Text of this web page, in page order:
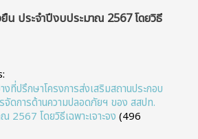
น ประจำปีงบประมาณ 2567 โดยวิธี
งที่ปรึกษาโครงการส่งเสริมสถานประกอบ
จัดการด้านความปลอดภัยฯ ของ สสปท.
2567 โดยวิธีเฉพาะเจาะจง (496